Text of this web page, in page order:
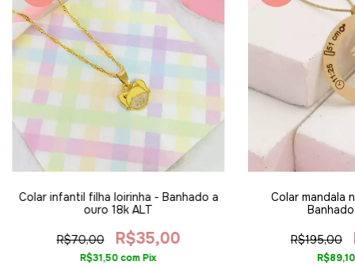
Colar infantil filha loirinha - Banhado a
ouro 18k ALT
R$70,00 R$35,00
R$31,50comPix
Colar mandala
R$195,00